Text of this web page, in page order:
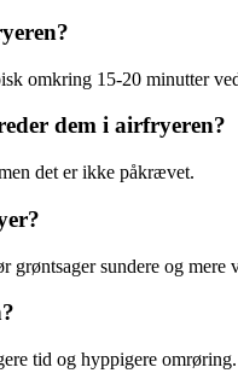
omkring 15-20 minutter
dem i airfryeren?
det er ikke påkrævet.
sundere og mere
tid og hyppigere omrøring.